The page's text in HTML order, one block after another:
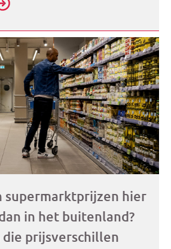
supermarktprijzen hier
in het buitenland?
prijsverschillen